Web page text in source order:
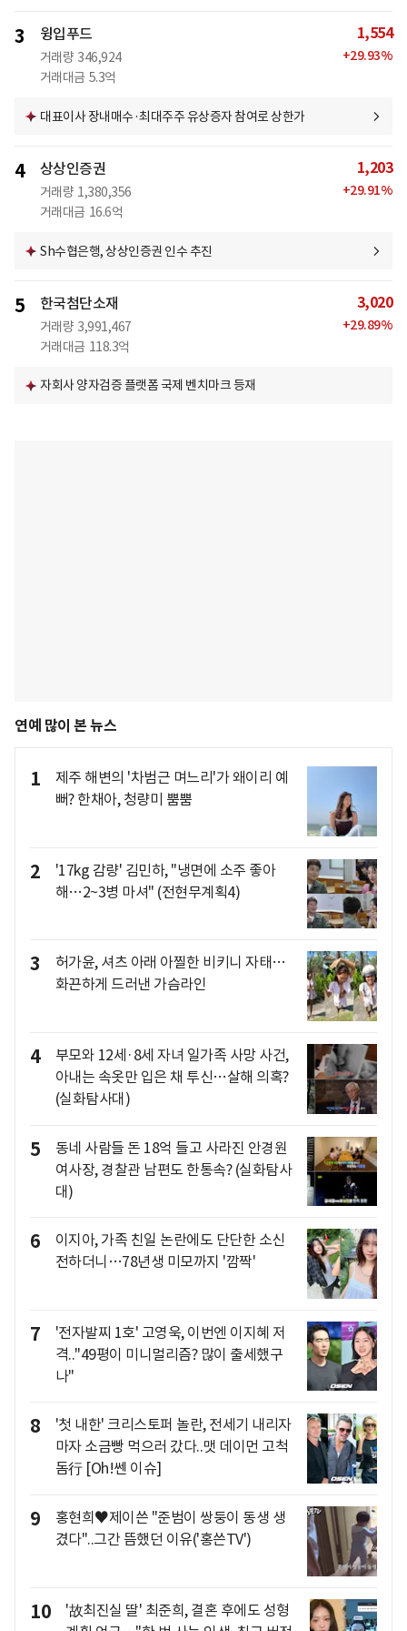
3 윙입푸드
거래량 346,924
거래대금 5.3억
1,554
+29.93%
대표이사 장내매수·최대주주 유상증자 참여로 상한가
4 상상인증권
거래량 1,380,356
거래대금 16.6억
1,203
+29.91%
Sh수협은행, 상상인증권 인수 추진
5 한국첨단소재
거래량 3,991,467
거래대금 118.3억
3,020
+29.89%
자회사 양자검증 플랫폼 국제 벤치마크 등재
연예 많이 본 뉴스
1
제주 해변의 '차범근 며느리'가 왜이리 예
뻐? 한채아, 청량미 뿜뿜
2
'17kg 감량' 김민하, "냉면에 소주 좋아
해…2~3병 마셔" (전현무계획4)
3
허가윤, 셔츠 아래 아찔한 비키니 자태…
화끈하게 드러낸 가슴라인
4
부모와 12세·8세 자녀 일가족 사망 사건,
아내는 속옷만 입은 채 투신…살해 의혹?
(실화탐사대)
5
동네 사람들 돈 18억 들고 사라진 안경원
여사장, 경찰관 남편도 한통속? (실화탐사
대)
6
이지아, 가족 친일 논란에도 단단한 소신
전하더니…78년생 미모까지 '깜짝'
7
'전자발찌 1호' 고영욱, 이번엔 이지혜 저
격.."49평이 미니멀리즘? 많이 출세했구
나"
8
'첫 내한' 크리스토퍼 놀란, 전세기 내리자
마자 소금빵 먹으러 갔다..맷 데이먼 고척
돔行 [Oh!쎈 이슈]
9
홍현희♥제이쓴 "준범이 쌍둥이 동생 생
겼다"..그간 뜸했던 이유('홍쓴TV')
10
'故최진실 딸' 최준희, 결혼 후에도 성형